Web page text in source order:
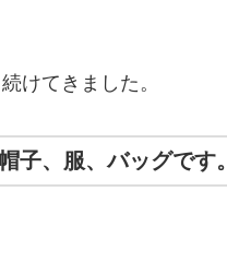
けてきました。
子、服、バッグです。